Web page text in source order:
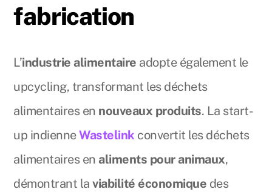
fabrication
L’industrie alimentaire adopte également le
upcycling, transformant les déchets
alimentaires en nouveaux produits. La start-
up indienneWastelink convertit les déchets
alimentaires en aliments pour animaux,
démontrant laviabilité économique des